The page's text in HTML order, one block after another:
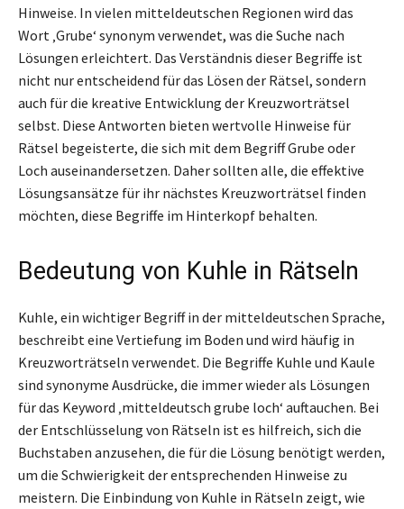
Hinweise. In vielen mitteldeutschen Regionen wird das
Wort ‚Grube‘ synonym verwendet, was die Suche nach
Lösungen erleichtert. Das Verständnis dieser Begriffe ist
nicht nur entscheidend für das Lösen der Rätsel, sondern
auch für die kreative Entwicklung der Kreuzworträtsel
selbst. Diese Antworten bieten wertvolle Hinweise für
Rätsel begeisterte, die sich mit dem Begriff Grube oder
Loch auseinandersetzen. Daher sollten alle, die effektive
Lösungsansätze für ihr nächstes Kreuzworträtsel finden
möchten, diese Begriffe im Hinterkopf behalten.
Bedeutung von Kuhle in Rätseln
Kuhle, ein wichtiger Begriff in der mitteldeutschen Sprache,
beschreibt eine Vertiefung im Boden und wird häufig in
Kreuzworträtseln verwendet. Die Begriffe Kuhle und Kaule
sind synonyme Ausdrücke, die immer wieder als Lösungen
für das Keyword ‚mitteldeutsch grube loch‘ auftauchen. Bei
der Entschlüsselung von Rätseln ist es hilfreich, sich die
Buchstaben anzusehen, die für die Lösung benötigt werden,
um die Schwierigkeit der entsprechenden Hinweise zu
meistern. Die Einbindung von Kuhle in Rätseln zeigt, wie